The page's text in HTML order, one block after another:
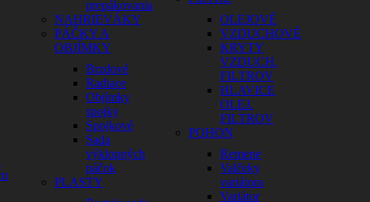
prepákovania
NAHRIEVÁKY
PÁČKY A
OBJÍMKY
Brzdové
Radiace
Objímky
spojky
Spojkové
Sada
výklopných
páčok
PLASTY
OLEJOVÉ
VZDUCHOVÉ
KRYTY
VZDUCH.
FILTROV
HLAVICE
OLEJ.
FILTROV
POHON
Remene
Valčeky
variátora
Variátor